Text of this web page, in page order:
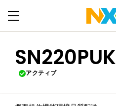
SN220PUK
アクティブ